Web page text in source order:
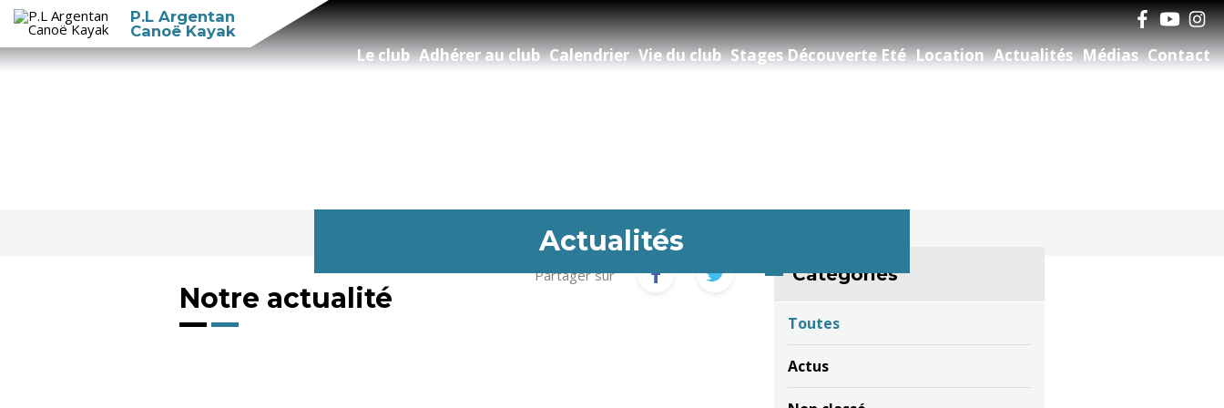
P.L Argentan
Canoë Kayak
Le club Adhérer au club Calendrier Vie du club Stages Découverte Eté Location Actualités Médias Contact
Actualités
Notre actualité
Partager sur Catégories
Toutes
Actus